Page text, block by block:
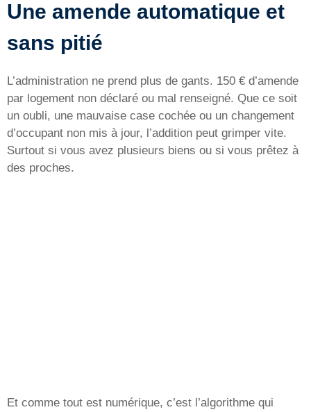
Une amende automatique et
sans pitié
L’administration ne prend plus de gants. 150 € d’amende
par logement non déclaré ou mal renseigné. Que ce soit
un oubli, une mauvaise case cochée ou un changement
d’occupant non mis à jour, l’addition peut grimper vite.
Surtout si vous avez plusieurs biens ou si vous prêtez à
des proches.
Et comme tout est numérique, c’est l’algorithme qui